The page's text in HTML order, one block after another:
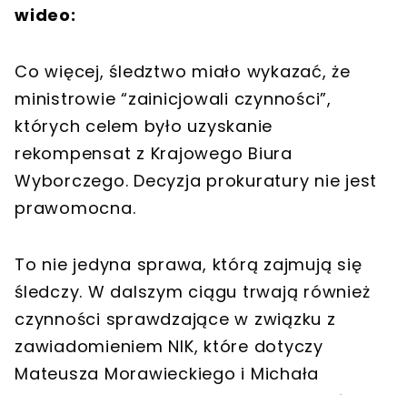
wideo:
Co więcej, śledztwo miało wykazać, że
ministrowie “zainicjowali czynności”,
których celem było uzyskanie
rekompensat z Krajowego Biura
Wyborczego. Decyzja prokuratury nie jest
prawomocna.
To nie jedyna sprawa, którą zajmują się
śledczy. W dalszym ciągu trwają również
czynności sprawdzające w związku z
zawiadomieniem NIK, które dotyczy
Mateusza Morawieckiego i Michała